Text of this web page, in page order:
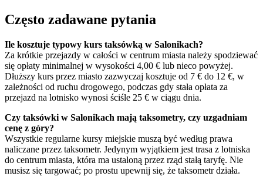
Często zadawane pytania
Ile kosztuje typowy kurs taksówką w Salonikach?
Za krótkie przejazdy w całości w centrum miasta należy spodziewać
się opłaty minimalnej w wysokości 4,00 € lub nieco powyżej.
Dłuższy kurs przez miasto zazwyczaj kosztuje od 7 € do 12 €, w
zależności od ruchu drogowego, podczas gdy stała opłata za
przejazd na lotnisko wynosi ściśle 25 € w ciągu dnia.
Czy taksówki w Salonikach mają taksometry, czy uzgadniam
cenę z góry?
Wszystkie regularne kursy miejskie muszą być według prawa
naliczane przez taksometr. Jedynym wyjątkiem jest trasa z lotniska
do centrum miasta, która ma ustaloną przez rząd stałą taryfę. Nie
musisz się targować; po prostu upewnij się, że taksometr działa.